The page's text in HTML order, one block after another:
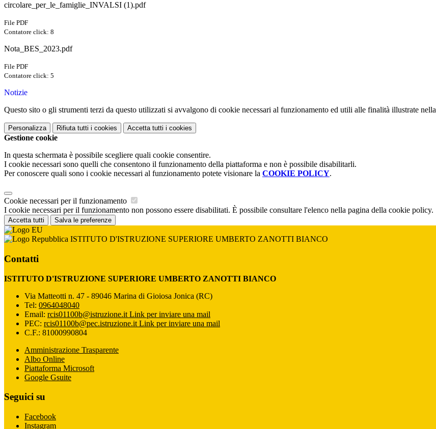
circolare_per_le_famiglie_INVALSI (1).pdf
File PDF
Contatore click: 8
Nota_BES_2023.pdf
File PDF
Contatore click: 5
Notizie
Questo sito o gli strumenti terzi da questo utilizzati si avvalgono di cookie necessari al funzionamento ed utili alle finalità illustrate nella
Personalizza Rifiuta tutti i cookies Accetta tutti i cookies
Gestione cookie
In questa schermata è possibile scegliere quali cookie consentire.
I cookie necessari sono quelli che consentono il funzionamento della piattaforma e non è possibile disabilitarli.
Per conoscere quali sono i cookie necessari al funzionamento potete visionare la COOKIE POLICY.
Cookie necessari per il funzionamento
I cookie necessari per il funzionamento non possono essere disabilitati. È possibile consultare l'elenco nella pagina della cookie policy.
Accetta tutti Salva le preferenze
ISTITUTO D'ISTRUZIONE SUPERIORE UMBERTO ZANOTTI BIANCO
Contatti
ISTITUTO D'ISTRUZIONE SUPERIORE UMBERTO ZANOTTI BIANCO
Via Matteotti n. 47 - 89046 Marina di Gioiosa Jonica (RC)
Tel: 0964048040
Email: rcis01100b@istruzione.it Link per inviare una mail
PEC: rcis01100b@pec.istruzione.it Link per inviare una mail
C.F.: 81000990804
Amministrazione Trasparente
Albo Online
Piattaforma Microsoft
Google Gsuite
Seguici su
Facebook
Instagram